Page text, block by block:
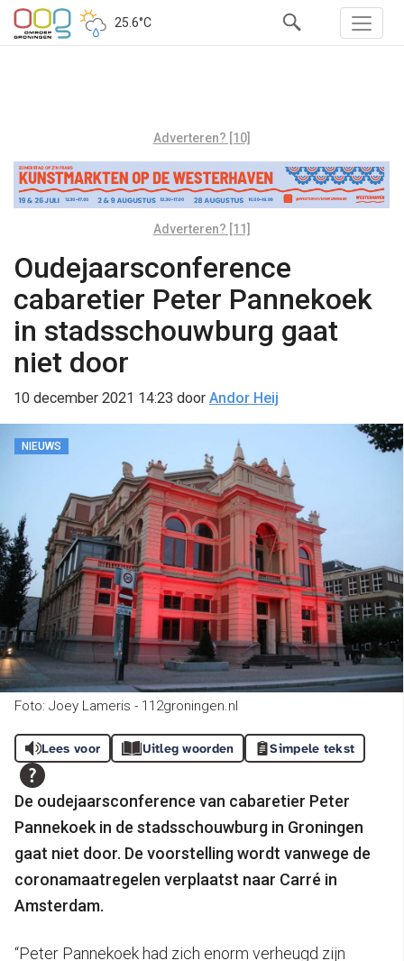
25.6°C
Adverteren? [10]
Adverteren? [11]
Oudejaarsconference
cabaretier Peter Pannekoek
in stadsschouwburg gaat
niet door
10 december 2021 14:23 door Andor Heij
NIEUWS
Foto: Joey Lameris - 112groningen.nl
Lees voor Uitleg woorden Simpele tekst
De oudejaarsconference van cabaretier Peter
Pannekoek in de stadsschouwburg in Groningen
gaat niet door. De voorstelling wordt vanwege de
coronamaatregelen verplaatst naar Carré in
Amsterdam.
“Peter Pannekoek had zich enorm verheugd zijn